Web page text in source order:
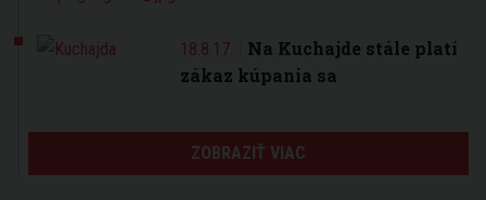
18.8.17.
Na Kuchajde stále platí
zákaz kúpania sa
ZOBRAZIŤ VIAC